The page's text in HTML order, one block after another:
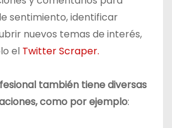
sentimiento, identificar
nuevos temas de interés,
el Twitter Scraper.
también tiene diversas
como por ejemplo: